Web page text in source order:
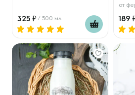
325 / 500 мл
от
189